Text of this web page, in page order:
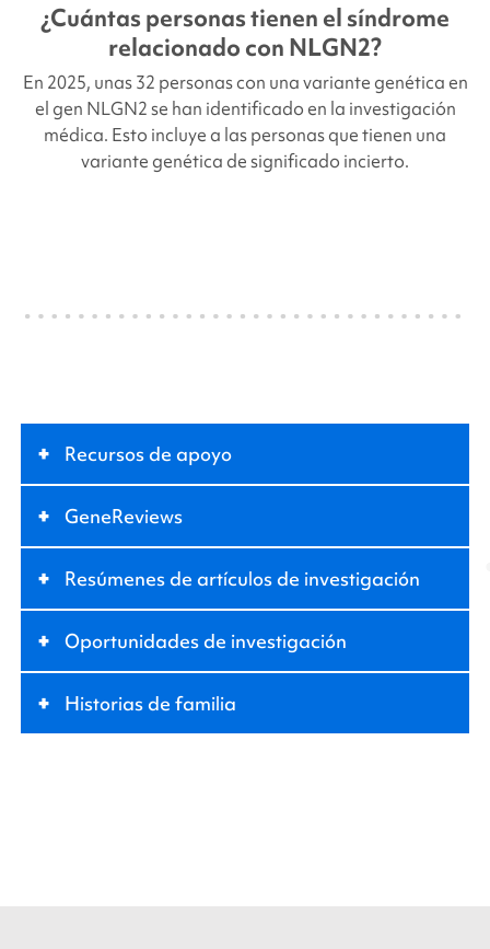
¿Cuántas personas tienen el síndrome
relacionado con NLGN2?
En 2025, unas 32 personas con una variante genética en
el gen NLGN2se han identificado en la investigación
médica. Esto incluye a las personas que tienen una
variante genética de significado incierto.
+ Recursos de apoyo
+ GeneReviews
+ Resúmenes de artículos de investigación
+ Oportunidades de investigación
+ Historias de familia